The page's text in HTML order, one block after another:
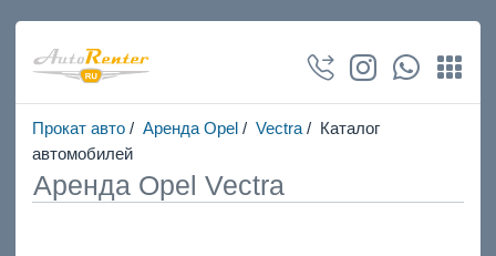
Прокат авто/ Аренда Opel/ Vectra/ Каталог
автомобилей
Аренда Opel Vectra